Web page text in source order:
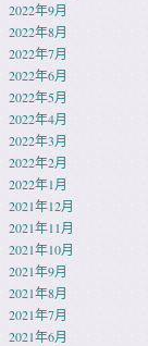
2022年9月
2022年8月
2022年7月
2022年6月
2022年5月
2022年4月
2022年3月
2022年2月
2022年1月
2021年12月
2021年11月
2021年10月
2021年9月
2021年8月
2021年7月
2021年6月